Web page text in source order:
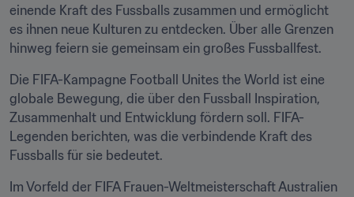
einende Kraft des Fussballs zusammen und ermöglicht
es ihnen neue Kulturen zu entdecken. Über alle Grenzen
hinweg feiern sie gemeinsam ein großes Fussballfest.
Die FIFA-Kampagne Football Unites the World ist eine
globale Bewegung, die über den Fussball Inspiration,
Zusammenhalt und Entwicklung fördern soll. FIFA-
Legenden berichten, was die verbindende Kraft des
Fussballs für sie bedeutet.
Im Vorfeld der FIFA Frauen-Weltmeisterschaft Australien